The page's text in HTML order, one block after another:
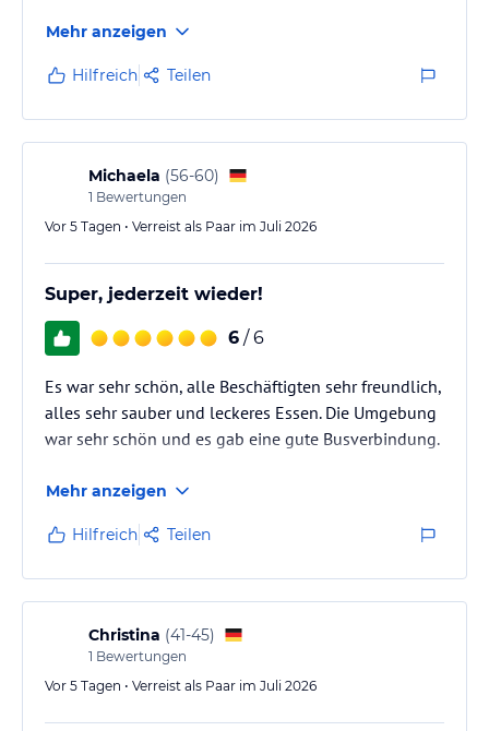
Mehr anzeigen
Hilfreich Teilen
Michaela (56-60)
1 Bewertungen
Vor 5 Tagen • Verreist als Paar im Juli 2026
Super, jederzeit wieder!
6 / 6
Es war sehr schön, alle Beschäftigten sehr freundlich,
alles sehr sauber und leckeres Essen. Die Umgebung
war sehr schön und es gab eine gute Busverbindung.
Mehr anzeigen
Hilfreich Teilen
Christina (41-45)
1 Bewertungen
Vor 5 Tagen • Verreist als Paar im Juli 2026